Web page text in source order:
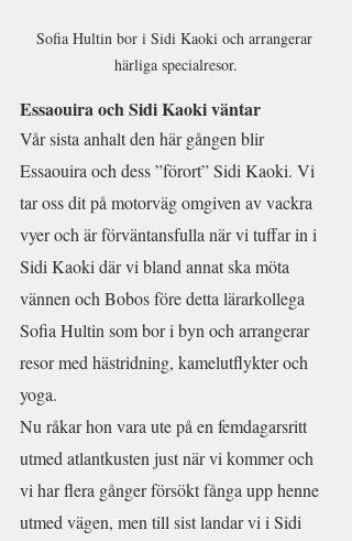
Sofia Hultin bor i Sidi Kaoki och arrangerar
härliga specialresor.
Essaouira och Sidi Kaoki väntar
Vår sista anhalt den här gången blir
Essaouira och dess ”förort” Sidi Kaoki. Vi
tar oss dit på motorväg omgiven av vackra
vyer och är förväntansfulla när vi tuffar in i
Sidi Kaoki där vi bland annat ska möta
vännen och Bobos före detta lärarkollega
Sofia Hultin som bor i byn och arrangerar
resor med hästridning, kamelutflykter och
yoga.
Nu råkar hon vara ute på en femdagarsritt
utmed atlantkusten just när vi kommer och
vi har flera gånger försökt fånga upp henne
utmed vägen, men till sist landar vi i Sidi